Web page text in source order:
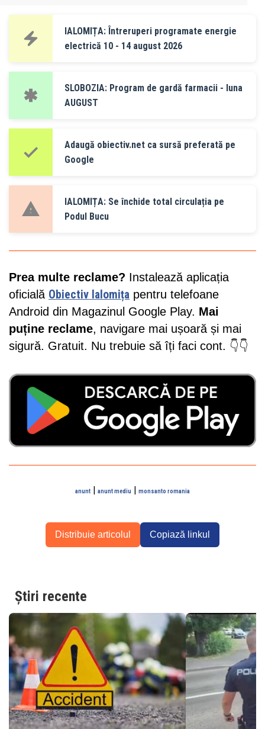
IALOMIȚA: Întreruperi programate energie
electrică 10 - 14 august 2026
SLOBOZIA: Program de gardă farmacii - luna
AUGUST
Adaugă obiectiv.net ca sursă preferată pe
Google
IALOMIȚA: Se închide total circulația pe
Podul Bucu
Prea multe reclame? Instalează aplicația
oficială Obiectiv Ialomița pentru telefoane
Android din Magazinul Google Play. Mai
puține reclame, navigare mai ușoară și mai
sigură. Gratuit. Nu trebuie să îți faci cont. 👇👇
anunt | anunt mediu | monsanto romania
Distribuie articolul Copiază linkul
Știri recente